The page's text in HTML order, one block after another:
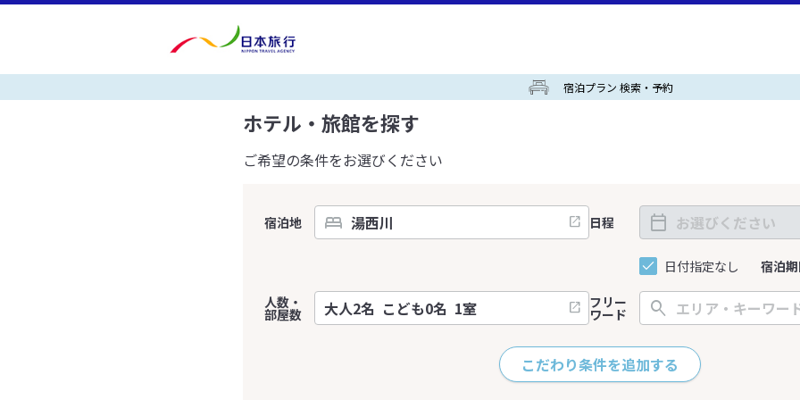
宿泊プラン 検索・予約
ホテル・旅館を探す
ご希望の条件をお選びください
宿泊地 日程
日付指定なし 宿泊
人数・
部屋数
フリー
ワード
こだわり条件を追加する